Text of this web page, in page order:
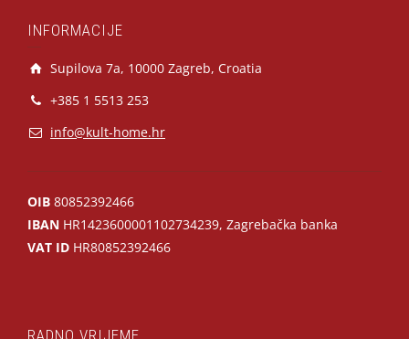
INFORMACIJE
Supilova 7a, 10000 Zagreb, Croatia
+385 1 5513 253
info@kult-home.hr
OIB 80852392466
IBAN HR1423600001102734239, Zagrebačka banka
VAT ID HR80852392466